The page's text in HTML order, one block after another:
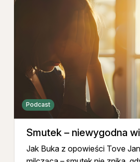
Podcast
Smutek – niewygodna
Jak Buka z opowieści Tove